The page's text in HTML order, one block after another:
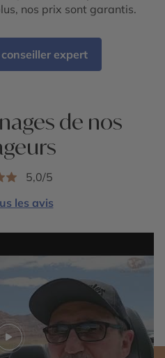
nos prix sont garantis.
expert
de nos
5,0/5
les avis
Play video